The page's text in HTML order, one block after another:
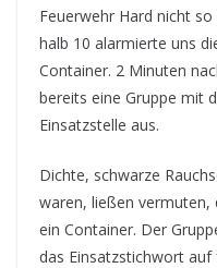
Feuerwehr Hard nicht
halb 10 alarmierte uns
Container. 2 Minuten
bereits eine Gruppe mit
Einsatzstelle aus.
Dichte, schwarze
waren, ließen
ein Container. Der
das Einsatzstichwort